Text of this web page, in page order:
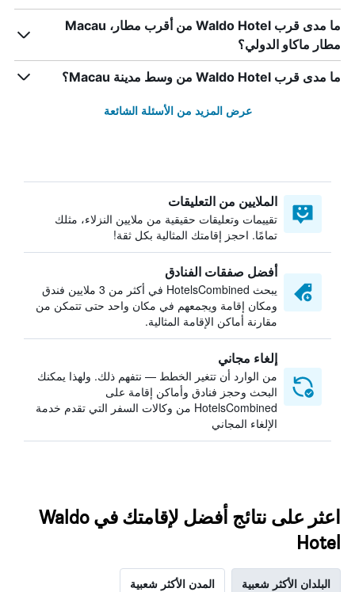
ما مدى قرب Waldo Hotel من أقرب مطار، Macau
مطار ماكاو الدولي؟
ما مدى قرب Waldo Hotel من وسط مدينة Macau؟
عرض المزيد من الأسئلة الشائعة
الملايين من التعليقات
تقييمات وتعليقات حقيقية من ملايين النزلاء، مثلك
تمامًا. احجز إقامتك المثالية بكل ثقة!
أفضل صفقات الفنادق
يبحث HotelsCombined في أكثر من 3 ملايين فندق
ومكان إقامة ويجمعهم في مكان واحد حتى تتمكن من
مقارنة أماكن الإقامة المثالية.
إلغاء مجاني
من الوارد أن تتغير الخطط — نتفهم ذلك. ولهذا يمكنك
البحث وحجز فنادق وأماكن إقامة على
HotelsCombined من وكالات السفر التي تقدم خدمة
الإلغاء المجاني
اعثر على نتائج أفضل لإقامتك في Waldo
Hotel
البلدان الأكثر شعبية المدن الأكثر شعبية